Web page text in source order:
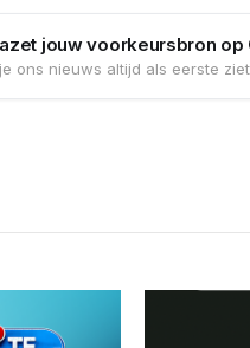
jouw voorkeursbron op
ons nieuws altijd als eerste